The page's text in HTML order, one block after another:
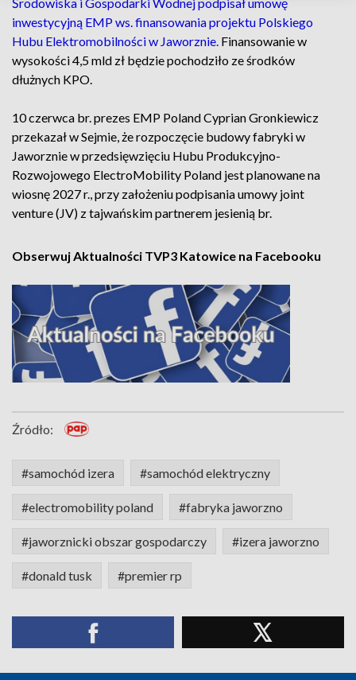
inwestycyjną EMP ws. finansowania projektu Polskiego
Hubu Elektromobilności w Jaworznie. Finansowanie w
wysokości 4,5 mld zł będzie pochodziło ze środków
dłużnych KPO.
10 czerwca br. prezes EMP Poland Cyprian Gronkiewicz
przekazał w Sejmie, że rozpoczęcie budowy fabryki w
Jaworznie w przedsięwzięciu Hubu Produkcyjno-
Rozwojowego ElectroMobility Poland jest planowane na
wiosnę 2027 r., przy założeniu podpisania umowy joint
venture (JV) z tajwańskim partnerem jesienią br.
Obserwuj Aktualności TVP3 Katowice na Facebooku
Źródło:
#samochód izera #samochód elektryczny
#electromobility poland #fabryka jaworzno
#jaworznicki obszar gospodarczy #izera jaworzno
#donald tusk #premier rp